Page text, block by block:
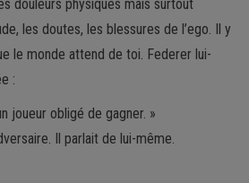
douleurs physiques mais surtout
les doutes, les blessures de l’ego. Il y
le monde attend de toi. Federer lui-
:
joueur obligé de gagner. »
Il parlait de lui-même.